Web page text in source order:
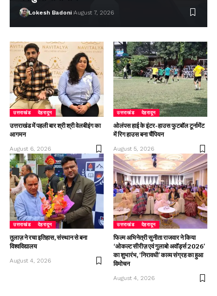
Lokesh Badoni August 7, 2026
उत्तराखंड देहरादून
उत्तराखंड में पहली बार श्री श्री वेलबीइंग का
आगमन
August 6, 2026
उत्तराखंड देहरादून
ओलंपस हाई के इंटर-हाउस फुटबॉल टूर्नामेंट
में रिग हाउस बना चैंपियन
August 5, 2026
उत्तराखंड देहरादून
तुलाज़ ने रचा इतिहास, संस्थान से बना
विश्वविद्यालय
August 4, 2026
उत्तराखंड देहरादून
फिल्म अभिनेत्री सुनीता राजवार ने किया
‘ओकल्ट सीरीज़ एवं गुलाबो अवॉर्ड्स 2026’
का शुभारंभ, ‘निरावधी’ काव्य संग्रह का हुआ
विमोचन
August 4, 2026